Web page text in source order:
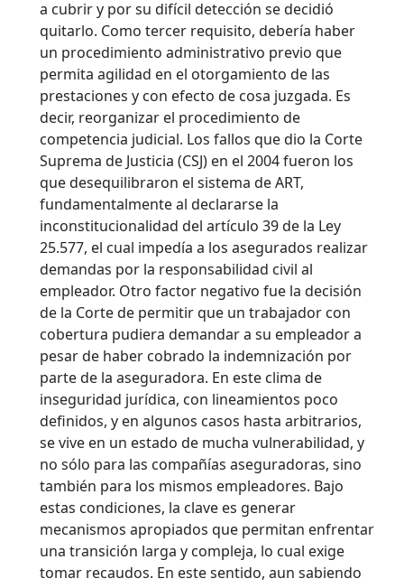
a cubrir y por su difícil detección se decidió
quitarlo. Como tercer requisito, debería haber
un procedimiento administrativo previo que
permita agilidad en el otorgamiento de las
prestaciones y con efecto de cosa juzgada. Es
decir, reorganizar el procedimiento de
competencia judicial. Los fallos que dio la Corte
Suprema de Justicia (CSJ) en el 2004 fueron los
que desequilibraron el sistema de ART,
fundamentalmente al declararse la
inconstitucionalidad del artículo 39 de la Ley
25.577, el cual impedía a los asegurados realizar
demandas por la responsabilidad civil al
empleador. Otro factor negativo fue la decisión
de la Corte de permitir que un trabajador con
cobertura pudiera demandar a su empleador a
pesar de haber cobrado la indemnización por
parte de la aseguradora. En este clima de
inseguridad jurídica, con lineamientos poco
definidos, y en algunos casos hasta arbitrarios,
se vive en un estado de mucha vulnerabilidad, y
no sólo para las compañías aseguradoras, sino
también para los mismos empleadores. Bajo
estas condiciones, la clave es generar
mecanismos apropiados que permitan enfrentar
una transición larga y compleja, lo cual exige
tomar recaudos. En este sentido, aun sabiendo